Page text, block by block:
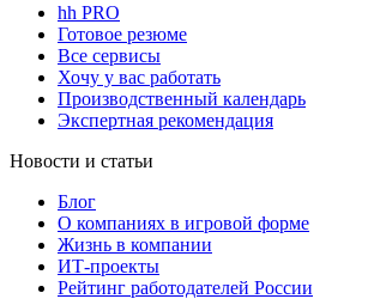
hh PRO
Готовое резюме
Все сервисы
Хочу у вас работать
Производственный календарь
Экспертная рекомендация
Новости и статьи
Блог
О компаниях в игровой форме
Жизнь в компании
ИТ-проекты
Рейтинг работодателей России